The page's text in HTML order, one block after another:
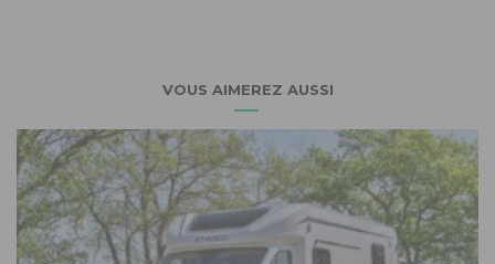
VOUS AIMEREZ AUSSI